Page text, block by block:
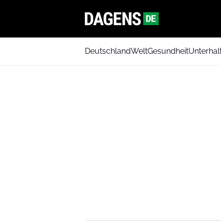
DeutschlandWeltGesundheit